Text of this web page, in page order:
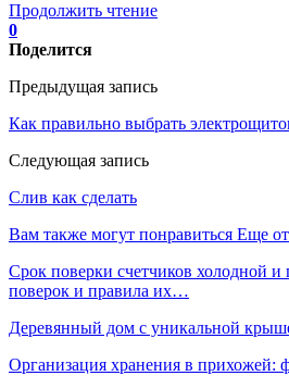
Продолжить чтение
0
Поделится
Предыдущая запись
Как правильно выбрать
Следующая запись
Слив как сделать
Вам также могут понравиться Еще от
Срок поверки счетчиков холодной
поверок и правила их…
Деревянный дом с уникальной
Организация хранения в прихожей: